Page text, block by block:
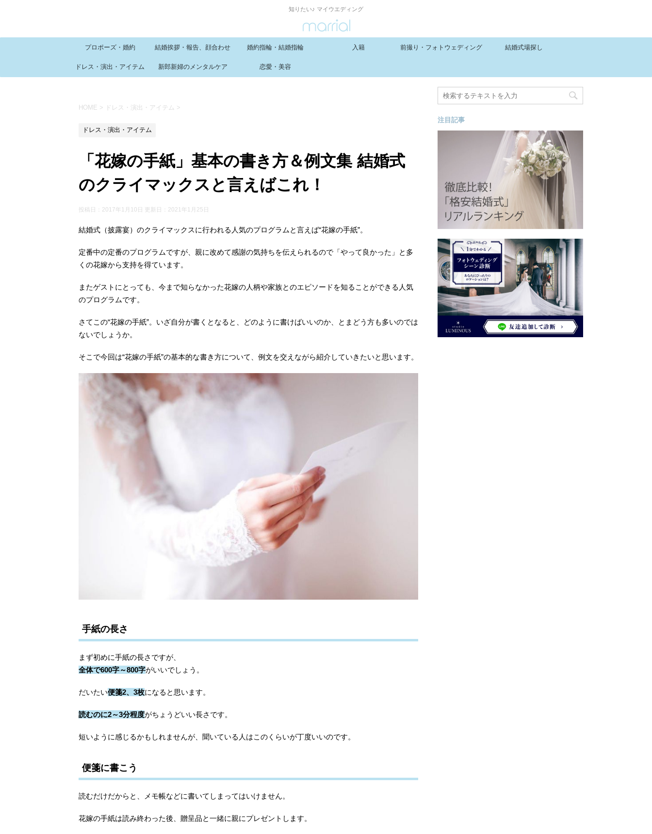
知りたい♪ マイウエディング
プロポーズ・婚約 結婚挨拶・報告、顔合わせ 婚約指輪・結婚指輪 入籍 前撮り・フォトウェディング 結婚式場探し
ドレス・演出・アイテム 新郎新婦のメンタルケア 恋愛・美容
HOME > ドレス・演出・アイテム >
ドレス・演出・アイテム
「花嫁の手紙」基本の書き方＆例文集 結婚式
のクライマックスと言えばこれ！
投稿日：2017年1月10日 更新日： 2021年1月25日
結婚式（披露宴）のクライマックスに行われる人気のプログラムと言えば“花嫁の手紙”。
定番中の定番のプログラムですが、親に改めて感謝の気持ちを伝えられるので「やって良かった」と多
くの花嫁から支持を得ています。
またゲストにとっても、今まで知らなかった花嫁の人柄や家族とのエピソードを知ることができる人気
のプログラムです。
さてこの“花嫁の手紙”。いざ自分が書くとなると、どのように書けばいいのか、とまどう方も多いのでは
ないでしょうか。
そこで今回は“花嫁の手紙”の基本的な書き方について、例文を交えながら紹介していきたいと思います。
手紙の長さ
まず初めに手紙の長さですが、
全体で600字～800字がいいでしょう。
だいたい便箋2、3枚になると思います。
読むのに2～3分程度がちょうどいい長さです。
短いように感じるかもしれませんが、聞いている人はこのくらいが丁度いいのです。
便箋に書こう
読むだけだからと、メモ帳などに書いてしまってはいけません。
花嫁の手紙は読み終わった後、贈呈品と一緒に親にプレゼントします。
注目記事